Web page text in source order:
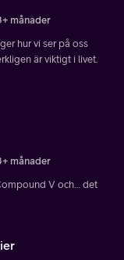
månader
hur vi ser på oss
är viktigt i livet.
månader
V och… det